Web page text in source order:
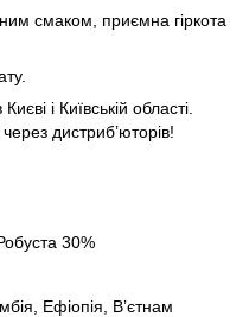
смаком, приємна гіркота
і Київській області.
через дистриб’юторів!
30%
Ефіопія, В’єтнам